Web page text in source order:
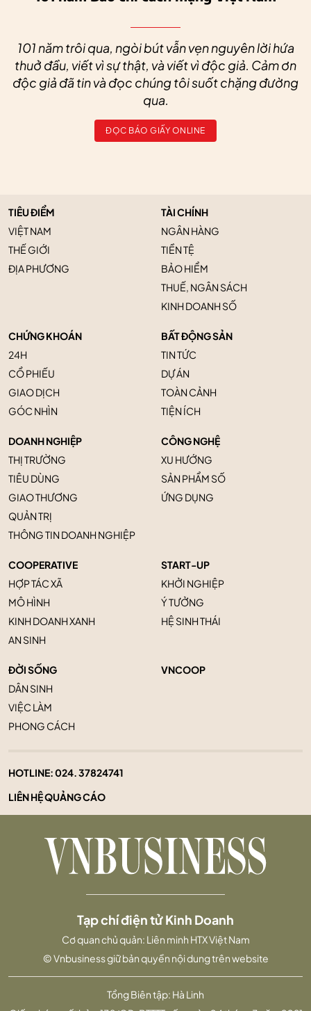
101 năm trôi qua, ngòi bút vẫn vẹn nguyên lời hứa
thuở đầu, viết vì sự thật, và viết vì độc giả. Cảm ơn
độc giả đã tin và đọc chúng tôi suốt chặng đường
qua.
ĐỌC BÁO GIẤY ONLINE
TIÊU ĐIỂM
VIỆT NAM
THẾ GIỚI
ĐỊA PHƯƠNG
TÀI CHÍNH
NGÂN HÀNG
TIỀN TỆ
BẢO HIỂM
THUẾ, NGÂN SÁCH
KINH DOANH SỐ
CHỨNG KHOÁN
24H
CỔ PHIẾU
GIAO DỊCH
GÓC NHÌN
BẤT ĐỘNG SẢN
TIN TỨC
DỰ ÁN
TOÀN CẢNH
TIỆN ÍCH
DOANH NGHIỆP
THỊ TRƯỜNG
TIÊU DÙNG
GIAO THƯƠNG
QUẢN TRỊ
THÔNG TIN DOANH NGHIỆP
CÔNG NGHỆ
XU HƯỚNG
SẢN PHẨM SỐ
ỨNG DỤNG
COOPERATIVE
HỢP TÁC XÃ
MÔ HÌNH
KINH DOANH XANH
AN SINH
START-UP
KHỞI NGHIỆP
Ý TƯỞNG
HỆ SINH THÁI
ĐỜI SỐNG
DÂN SINH
VIỆC LÀM
PHONG CÁCH
VNCOOP
HOTLINE:024. 37824741
LIÊN HỆ QUẢNG CÁO
Tổng Biên tập: Hà Linh
Tạp chí điện tử Kinh Doanh
Cơ quan chủ quản: Liên minh HTX Việt Nam
© Vnbusiness giữ bản quyền nội dung trên website